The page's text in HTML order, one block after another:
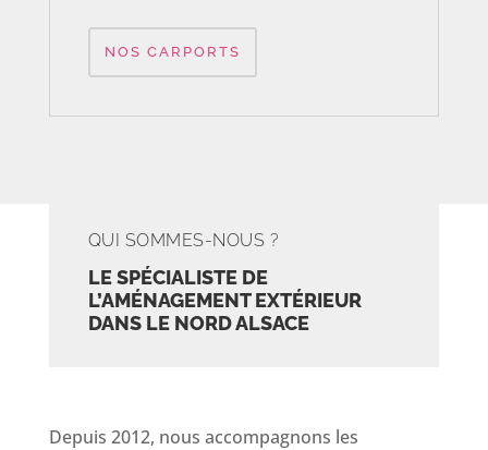
NOS CARPORTS
QUI SOMMES-NOUS ?
LE SPÉCIALISTE DE
L’AMÉNAGEMENT EXTÉRIEUR
DANS LE NORD ALSACE
Depuis 2012, nous accompagnons les